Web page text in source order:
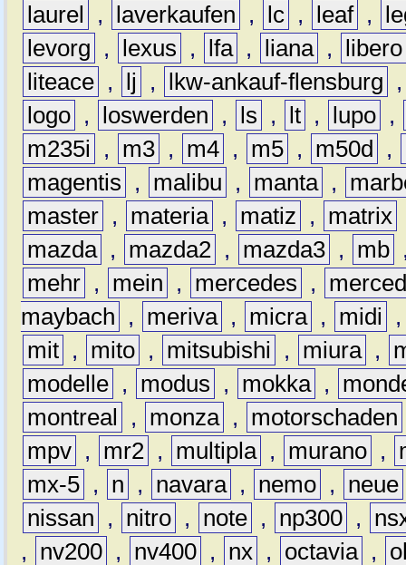
laurel
, laverkaufen , lc , leaf ,
levorg
, lexus , lfa , liana ,
libero
liteace , lj , lkw-ankauf-flensburg
logo , loswerden , ls , lt , lupo ,
m235i
, m3 , m4 , m5 , m50d ,
magentis
, malibu , manta ,
master , materia , matiz , matrix
mazda , mazda2 , mazda3 , mb
mehr , mein , mercedes ,
maybach
, meriva , micra , midi
mit , mito , mitsubishi , miura ,
modelle , modus , mokka ,
montreal
, monza , motorschaden
mpv , mr2 , multipla , murano ,
mx-5 , n , navara , nemo , neue
nissan
, nitro , note , np300 ,
,
nv200 , nv400 , nx , octavia ,